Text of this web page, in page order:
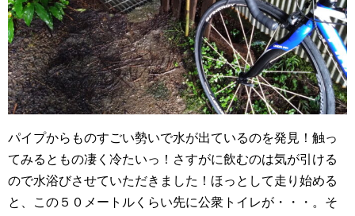
パイプからものすごい勢いで水が出ているのを発見！触っ
てみるともの凄く冷たいっ！さすがに飲むのは気が引ける
ので水浴びさせていただきました！ほっとして走り始める
と、この５０メートルくらい先に公衆トイレが・・・。そ